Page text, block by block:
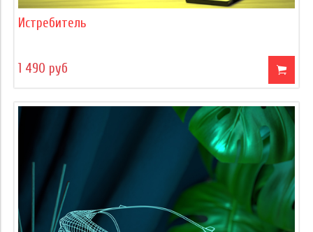
Истребитель
1 490 руб